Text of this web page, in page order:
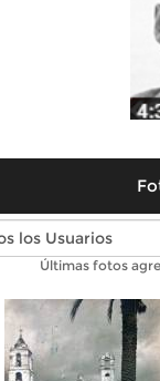
Fotos
Últimas fotos